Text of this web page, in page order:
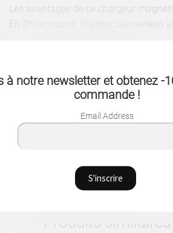
Les avantages de ce chargeur
En 2h ou moins, chargez pleinement
chargeur discret doté de protections
Alimenté en USB-C, le chargeur
magnétique de 100-205 KHZ. La
design du chargeur. Il est compatible
Il faudra toutefois charger sans les
De plus, il suffit d’une alimentation
pleinement satisfaites.
Produits similaires
à notre newsletter et obtenez -
commande !
Email Address